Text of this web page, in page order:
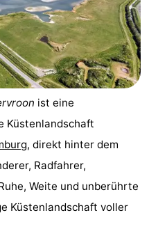
ist eine
Küstenlandschaft
, direkt hinter dem
Radfahrer,
Weite und unberührte
Küstenlandschaft voller